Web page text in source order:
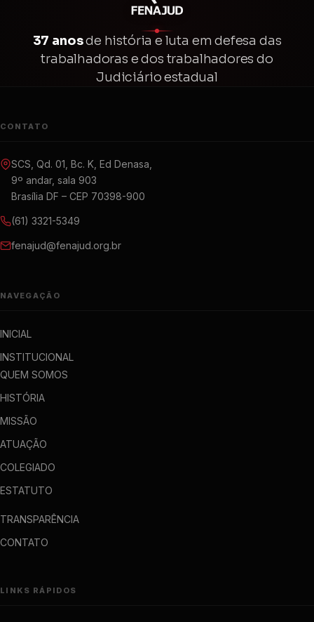
37 anosde história e luta em defesa das
trabalhadoras e dos trabalhadores do
Judiciário estadual
CONTATO
SCS, Qd. 01, Bc. K, Ed Denasa,
9º andar, sala 903
Brasília DF – CEP 70398-900
(61) 3321-5349
fenajud@fenajud.org.br
NAVEGAÇÃO
INICIAL
INSTITUCIONAL
QUEM SOMOS
HISTÓRIA
MISSÃO
ATUAÇÃO
COLEGIADO
ESTATUTO
TRANSPARÊNCIA
CONTATO
LINKS RÁPIDOS